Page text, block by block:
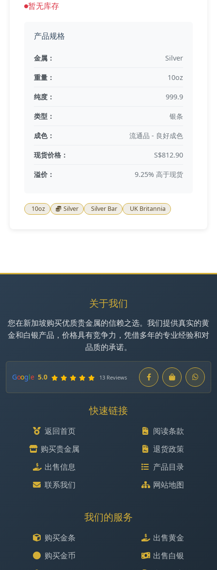
暂无库存
产品规格
金属： Silver
重量： 10oz
纯度： 999.9
类型： 银条
成色： 流通品 - 良好成色
现货价格： S$812.90
溢价： 9.25% 高于现货
10oz Silver Silver Bar UK Britannia
关于我们
您在新加坡购买优质贵金属的信赖之选。我们提供真实的黄
金和白银产品，价格具有竞争力，凭借多年的专业经验和对
品质的承诺。
Google 5.0 13 Reviews
快速链接
返回首页
购买贵金属
出售信息
联系我们
阅读条款
退货政策
产品目录
网站地图
我们的服务
购买金条
购买金币
出售黄金
出售白银